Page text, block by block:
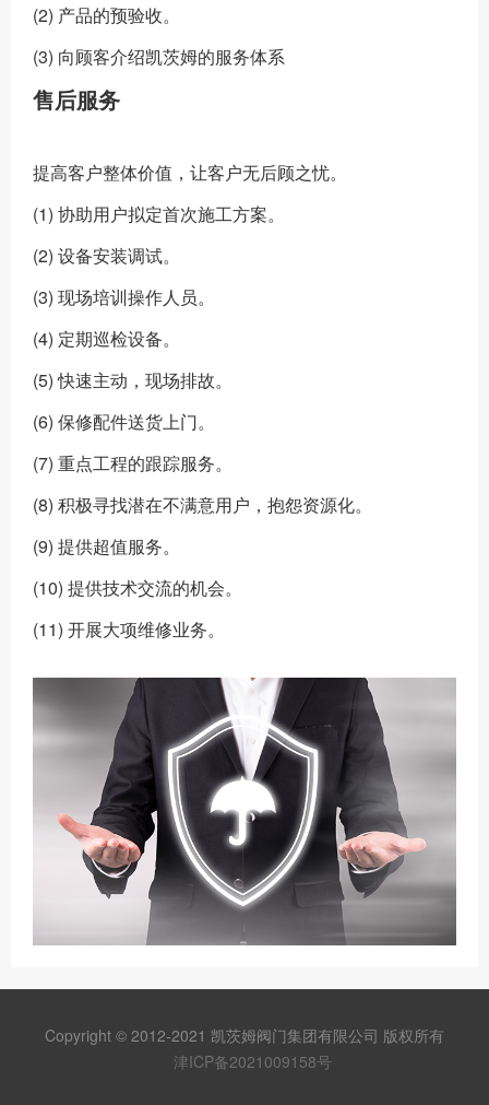
(2) 产品的预验收。
(3) 向顾客介绍凯茨姆的服务体系
售后服务
提高客户整体价值，让客户无后顾之忧。
(1) 协助用户拟定首次施工方案。
(2) 设备安装调试。
(3) 现场培训操作人员。
(4) 定期巡检设备。
(5) 快速主动，现场排故。
(6) 保修配件送货上门。
(7) 重点工程的跟踪服务。
(8) 积极寻找潜在不满意用户，抱怨资源化。
(9) 提供超值服务。
(10) 提供技术交流的机会。
(11) 开展大项维修业务。
Copyright © 2012-2021 凯茨姆阀门集团有限公司 版权所有
津ICP备2021009158号